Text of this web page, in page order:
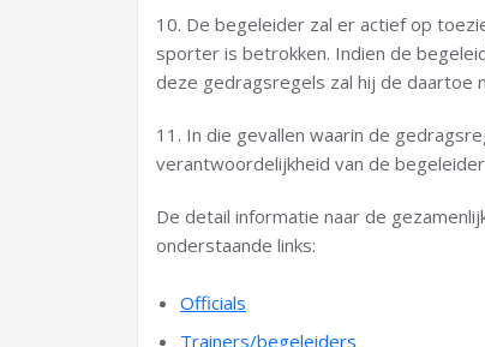
10. De begeleider zal er actief op
sporter is betrokken. Indien de
deze gedragsregels zal hij de daartoe
11. In die gevallen waarin de
verantwoordelijkheid van de
De detail informatie naar de
onderstaande links:
Officials
Trainers/begeleiders